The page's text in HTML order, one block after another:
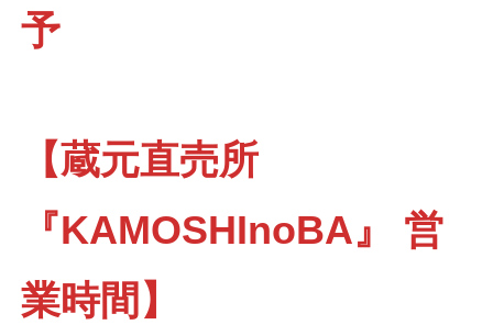
予
【蔵元直売所
『KAMOSHInoBA』 営
業時間】